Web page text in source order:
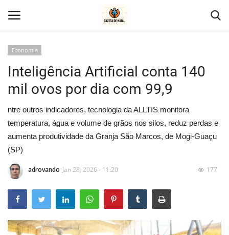
Home
Geral
Politica
Saúde
Entretenimento
Economia
Esportes
Economia
Inteligência Artificial conta 140
mil ovos por dia com 99,9
ntre outros indicadores, tecnologia da ALLTIS monitora
temperatura, água e volume de grãos nos silos, reduz perdas e
aumenta produtividade da Granja São Marcos, de Mogi-Guaçu
(SP)
adrovando Jan 28, 2026 - 11:20 177